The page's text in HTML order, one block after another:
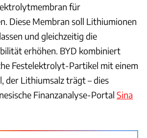
für
Diese Membran soll Lithiumionen
und gleichzeitig die
erhöhen. BYD kombiniert
Festelektrolyt-Partikel mit einem
der Lithiumsalz trägt – dies
Finanzanalyse-Portal Sina